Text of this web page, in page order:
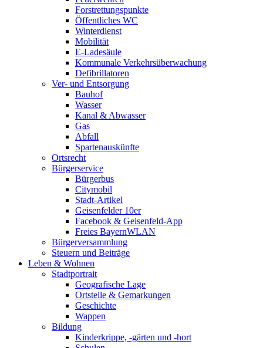
Forstrettungspunkte
Öffentliches WC
Winterdienst
Mobilität
E-Ladesäule
Kommunale Verkehrsüberwachung
Defibrillatoren
Ver- und Entsorgung
Bauhof
Wasser
Kanal & Abwasser
Gas
Abfall
Spartenauskünfte
Ortsrecht
Bürgerservice
Bürgerbus
Citymobil
Stadt-Artikel
Geisenfelder 10er
Facebook & Geisenfeld-App
Freies BayernWLAN
Bürgerversammlung
Steuern und Beiträge
Leben & Wohnen
Stadtportrait
Geografische Lage
Ortsteile & Gemarkungen
Geschichte
Wappen
Bildung
Kinderkrippe, -gärten und -hort